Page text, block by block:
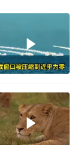
收150元
商场现钱学森巨幅海报 负责人回应
健康中国